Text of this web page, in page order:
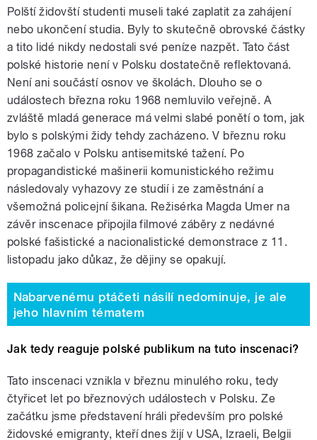
Polští židovští studenti museli také zaplatit za zahájení
nebo ukončení studia. Byly to skutečně obrovské částky
a tito lidé nikdy nedostali své peníze nazpět. Tato část
polské historie není v Polsku dostatečně reflektovaná.
Není ani součástí osnov ve školách. Dlouho se o
událostech března roku 1968 nemluvilo veřejně. A
zvláště mladá generace má velmi slabé ponětí o tom, jak
bylo s polskými židy tehdy zacházeno. V březnu roku
1968 začalo v Polsku antisemitské tažení. Po
propagandistické mašinerii komunistického režimu
následovaly vyhazovy ze studií i ze zaměstnání a
všemožná policejní šikana. Režisérka Magda Umer na
závěr inscenace připojila filmové záběry z nedávné
polské fašistické a nacionalistické demonstrace z 11.
listopadu jako důkaz, že dějiny se opakují.
Nabarvenému ptáčeti násilí nedominuje, je ale
jeho hlavním tématem
Jak tedy reaguje polské publikum na tuto inscenaci?
Tato inscenaci vznikla v březnu minulého roku, tedy
čtyřicet let po březnových událostech v Polsku. Ze
začátku jsme představení hráli především pro polské
židovské emigranty, kteří dnes žijí v USA, Izraeli, Belgii